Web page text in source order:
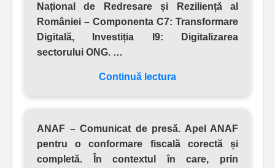
Național de Redresare și Reziliență al
României – Componenta C7: Transformare
Digitală, Investiția I9: Digitalizarea
sectorului ONG. …
Continuă lectura
ANAF – Comunicat de presă. Apel ANAF
pentru o conformare fiscală corectă și
completă.
În contextul în care, prin